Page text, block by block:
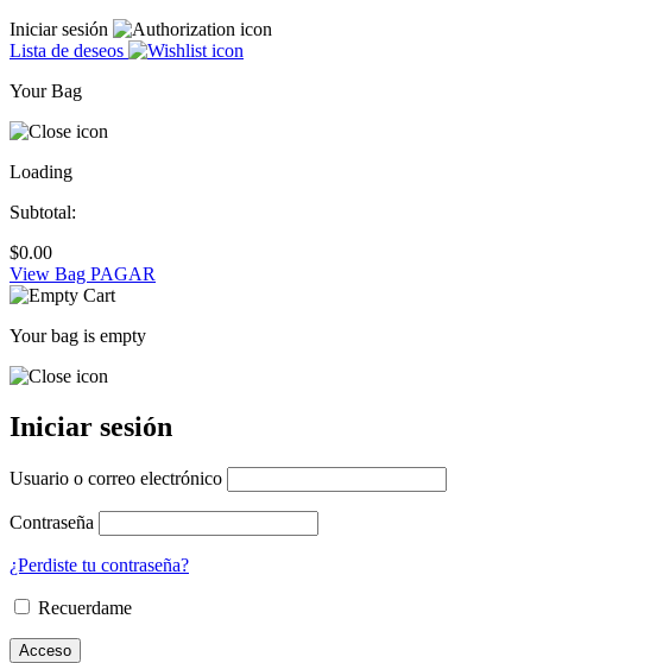
Iniciar sesión
Lista de deseos
Your Bag
Loading
Subtotal:
$0.00
View Bag PAGAR
Your bag is empty
Iniciar sesión
Usuario o correo electrónico
Contraseña
¿Perdiste tu contraseña?
Recuerdame